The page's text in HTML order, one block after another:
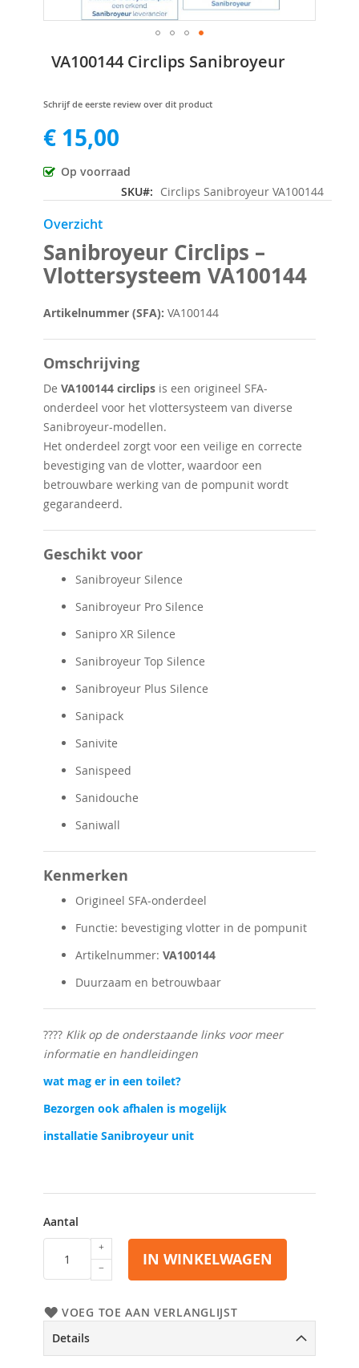
VA100144 Circlips Sanibroyeur
Schrijf de eerste review over dit product
€ 15,00
Op voorraad
SKU
Circlips Sanibroyeur VA100144
Overzicht
Sanibroyeur Circlips –
Vlottersysteem VA100144
Artikelnummer (SFA): VA100144
Omschrijving
De VA100144 circlips is een origineel SFA-
onderdeel voor het vlottersysteem van diverse
Sanibroyeur-modellen.
Het onderdeel zorgt voor een veilige en correcte
bevestiging van de vlotter, waardoor een
betrouwbare werking van de pompunit wordt
gegarandeerd.
Geschikt voor
Sanibroyeur Silence
Sanibroyeur Pro Silence
Sanipro XR Silence
Sanibroyeur Top Silence
Sanibroyeur Plus Silence
Sanipack
Sanivite
Sanispeed
Sanidouche
Saniwall
Kenmerken
Origineel SFA-onderdeel
Functie: bevestiging vlotter in de pompunit
Artikelnummer: VA100144
Duurzaam en betrouwbaar
???? Klik op de onderstaande links voor meer
informatie en handleidingen
wat mag er in een toilet?
Bezorgen ook afhalen is mogelijk
installatie Sanibroyeur unit
Aantal
IN WINKELWAGEN
VOEG TOE AAN VERLANGLIJST
naar
begin
de
afbeeldingen-
gallerij
Details